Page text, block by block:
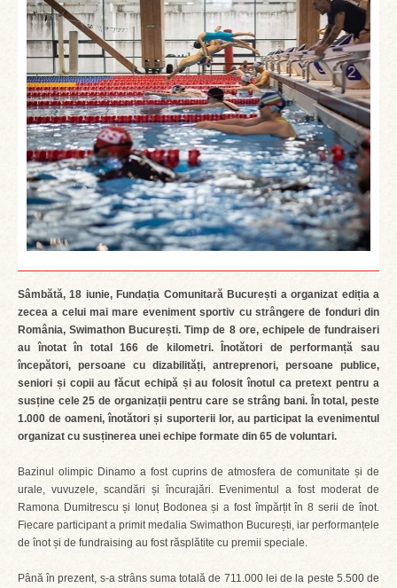
Sâmbătă, 18 iunie, Fundația Comunitară București a organizat ediția a
zecea a celui mai mare eveniment sportiv cu strângere de fonduri din
România, Swimathon București. Timp de 8 ore, echipele de fundraiseri
au înotat în total 166 de kilometri. Înotători de performanță sau
începători, persoane cu dizabilități, antreprenori, persoane publice,
seniori și copii au făcut echipă și au folosit înotul ca pretext pentru a
susține cele 25 de organizații pentru care se strâng bani. În total, peste
1.000 de oameni, înotători și suporterii lor, au participat la evenimentul
organizat cu susținerea unei echipe formate din 65 de voluntari.
Bazinul olimpic Dinamo a fost cuprins de atmosfera de comunitate și de
urale, vuvuzele, scandări și încurajări. Evenimentul a fost moderat de
Ramona Dumitrescu și Ionuț Bodonea și a fost împărțit în 8 serii de înot.
Fiecare participant a primit medalia Swimathon București, iar performanțele
de înot și de fundraising au fost răsplătite cu premii speciale.
Până în prezent, s-a strâns suma totală de 711.000 lei de la peste 5.500 de